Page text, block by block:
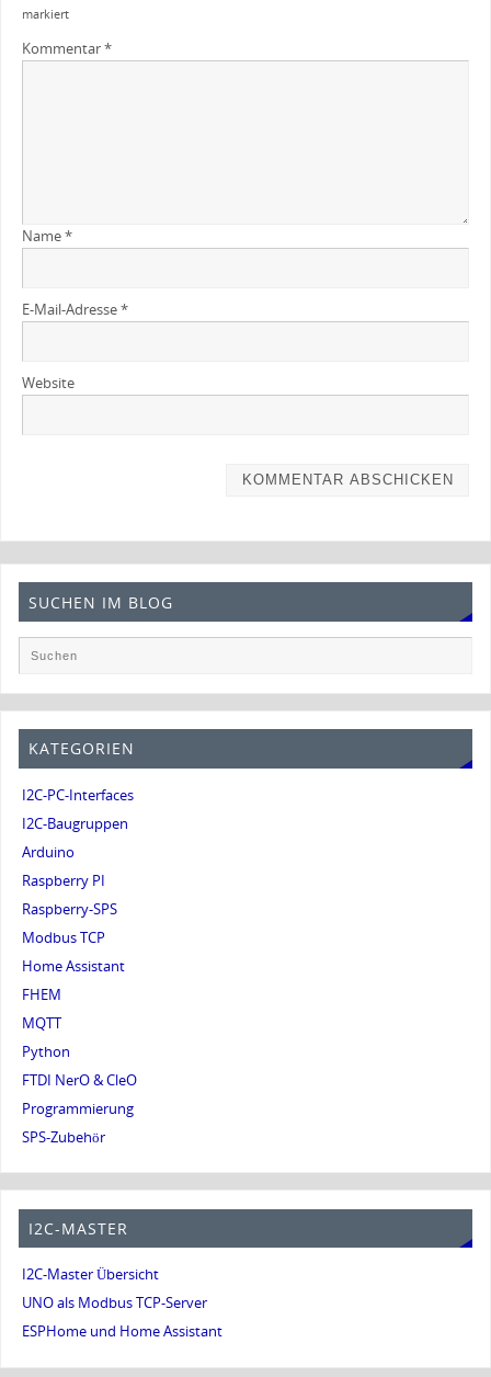
markiert
Kommentar*
Name*
E-Mail-Adresse*
Website
SUCHEN IM BLOG
KATEGORIEN
I2C-PC-Interfaces
I2C-Baugruppen
Arduino
Raspberry PI
Raspberry-SPS
Modbus TCP
Home Assistant
FHEM
MQTT
Python
FTDI NerO & CleO
Programmierung
SPS-Zubehör
I2C-MASTER
I2C-Master Übersicht
UNO als Modbus TCP-Server
ESPHome und Home Assistant